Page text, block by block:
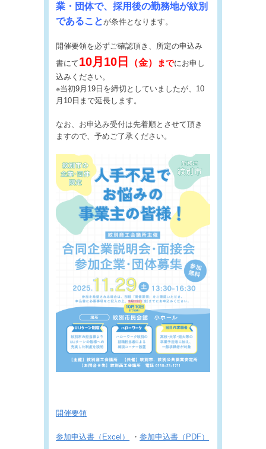
業・団体で、採用後の勤務地が紋別
であることが条件となります。
開催要領を必ずご確認頂き、所定の申込み
書にて10月10日 （金） までにお申し
込みください。
※当初9月19日を締切としていましたが、10
月10日まで延長します。
なお、お申込み受付は先着順とさせて頂き
ますので、予めご了承ください。
開催要領
参加申込書（Excel） ・参加申込書（PDF）